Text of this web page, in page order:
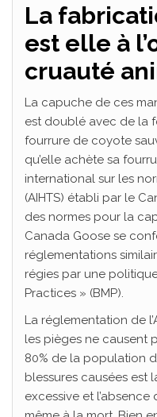
La
est elle à
cruauté
La capuche de ces
est doublé avec de la
fourrure de coyote
qu’elle achète sa
international sur les
(AIHTS) établi par le
des normes pour la
Canada Goose se
réglementations
régies par une
Practices » (BMP).
La réglementation de
les pièges ne causent
80% de la population
blessures causées est
excessive et